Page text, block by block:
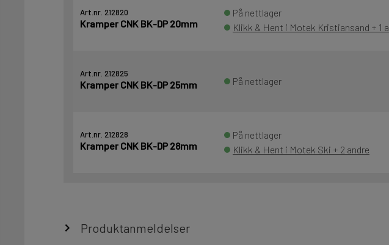
Art.nr. 212820
Kramper CNK BK-DP 20mm
På nettlager
Klikk & Hent i Motek Kristiansand + 1
Art.nr. 212825
Kramper CNK BK-DP 25mm På nettlager
Art.nr. 212828
Kramper CNK BK-DP 28mm
På nettlager
Klikk & Hent i Motek Ski + 2 andre
Produktanmeldelser